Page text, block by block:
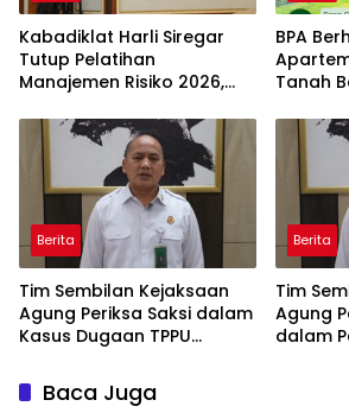
Kabadiklat Harli Siregar
Tutup Pelatihan
Manajemen Risiko 2026,
Agen Perubahan di Seluruh
Satker Kejaksaan
BPA
Tanah
Berita
Tim Sembilan Kejaksaan
Agung Periksa Saksi dalam
Kasus Dugaan TPPU
Berita
Tim
Agung
dalam
Baca Juga